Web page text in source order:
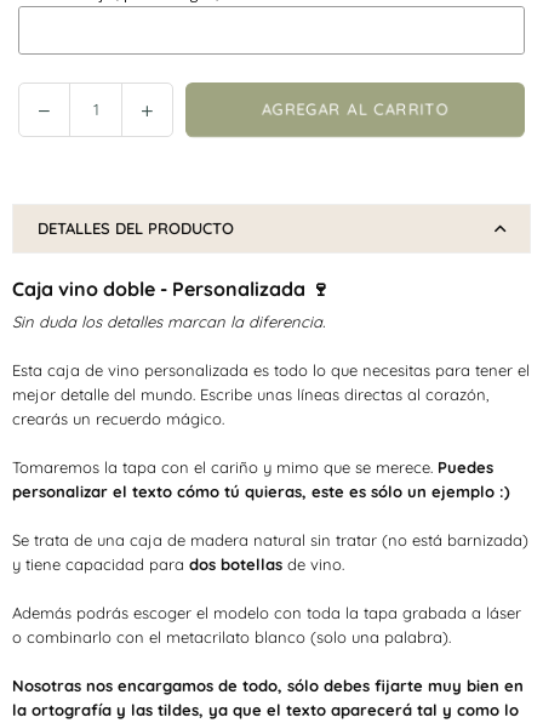
Reducir
cantidad
Botánica
Incrementar
cantidad
Botánica
AGREGAR AL CARRITO
DETALLES DEL PRODUCTO
Caja vino doble - Personalizada 🍷
Sin duda los detalles marcan la diferencia.
Esta caja de vino personalizada es todo lo que necesitas para tener el
mejor detalle del mundo. Escribe unas líneas directas al corazón,
crearás un recuerdo mágico.
Tomaremos la tapa con el cariño y mimo que se merece. Puedes
personalizar el texto cómo tú quieras, este es sólo un ejemplo :)
Se trata de una caja de madera natural sin tratar (no está barnizada)
y tiene capacidad para dos botellas de vino.
Además podrás escoger el modelo con toda la tapa grabada a láser
o combinarlo con el metacrilato blanco (solo una palabra).
Nosotras nos encargamos de todo, sólo debes fijarte muy bien en
la ortografía y las tildes, ya que el texto aparecerá tal y como lo